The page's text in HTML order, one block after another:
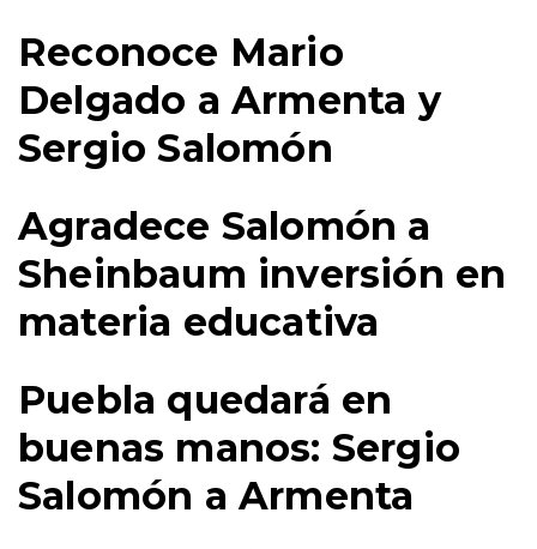
Reconoce Mario
Delgado a Armenta y
Sergio Salomón
Agradece Salomón a
Sheinbaum inversión en
materia educativa
Puebla quedará en
buenas manos: Sergio
Salomón a Armenta